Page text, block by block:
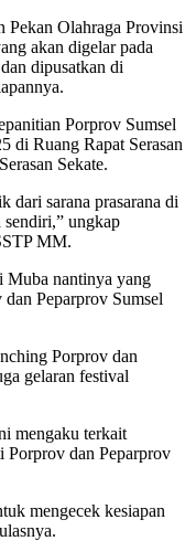
Pekan Olahraga Provinsi
akan digelar pada
dipusatkan di
Porprov Sumsel
di Ruang Rapat Serasan
Sekate.
dari sarana prasarana di
sendiri,” ungkap
MM.
Muba nantinya yang
Peparprov Sumsel
Porprov dan
gelaran festival
mengaku terkait
Porprov dan Peparprov
mengecek kesiapan